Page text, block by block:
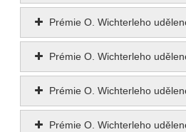
Prémie O. Wichterleho
Prémie O. Wichterleho
Prémie O. Wichterleho
Prémie O. Wichterleho